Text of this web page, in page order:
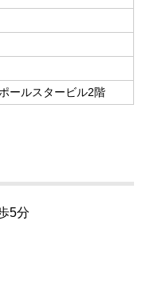
ールスタービル2階
5分